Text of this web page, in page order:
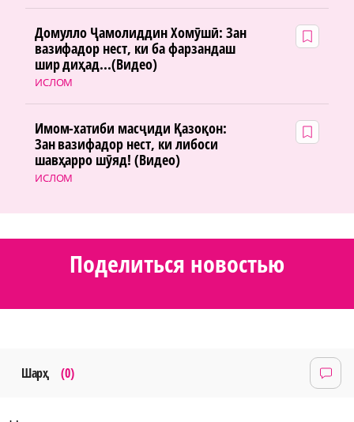
ИСЛОМ
Домулло Ҷамолиддин Хомӯшӣ: Зан
вазифадор нест, ки ба фарзандаш
шир диҳад...(Видео)
ИСЛОМ
Имом-хатиби масҷиди Қазоқон:
Зан вазифадор нест, ки либоси
шавҳарро шӯяд! (Видео)
Поделиться новостью
Шарҳ (0)